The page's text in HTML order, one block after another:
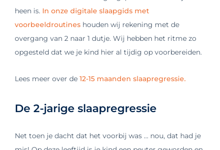
heen is. In onze digitale slaapgids met
voorbeeldroutines houden wij rekening met de
overgang van 2 naar 1 dutje. Wij hebben het ritme zo
opgesteld dat we je kind hier al tijdig op voorbereiden.
Lees meer over de 12-15 maanden slaapregressie.
De 2-jarige slaapregressie
Net toen je dacht dat het voorbij was … nou, dat had je